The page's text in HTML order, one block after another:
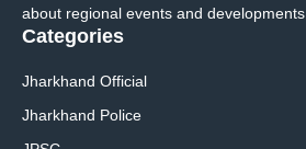
about regional events and developments..
Categories
Jharkhand Official
Jharkhand Police